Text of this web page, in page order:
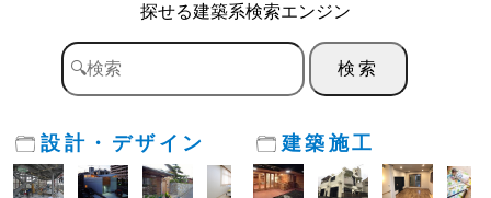
探せる建築系検索エンジン
設計・デザイン 建築施工